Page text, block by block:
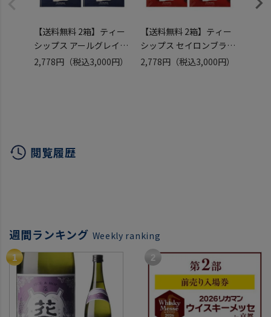
【送料無料 2箱】ティー
シップス アールグレイテ
ィー 100個入 ティーバッ
2,778円 （税込3,000円）
【送料無料 2箱】ティー
シップス セイロンブラッ
クティー 100個入 ティー
2,778円 （税込3,000円）
閲覧履歴
週間ランキング Weekly ranking